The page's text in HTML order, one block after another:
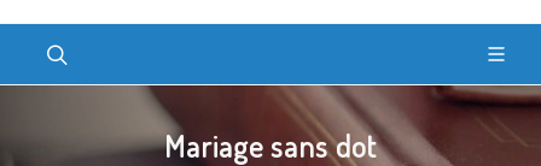
Mariage sans dot